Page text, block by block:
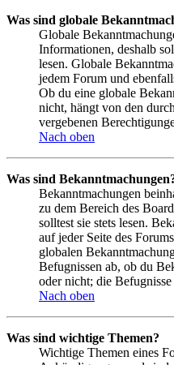
Was sind globale
Globale
Informationen, deshalb
lesen. Globale
jedem Forum und
Ob du eine globale
nicht, hängt von den
vergebenen
Nach oben
Was sind
Bekanntmachungen
zu dem Bereich des
solltest sie stets lesen.
auf jeder Seite des
globalen
Befugnissen ab, ob du
oder nicht; die
Nach oben
Was sind wichtige Themen?
Wichtige Themen eines